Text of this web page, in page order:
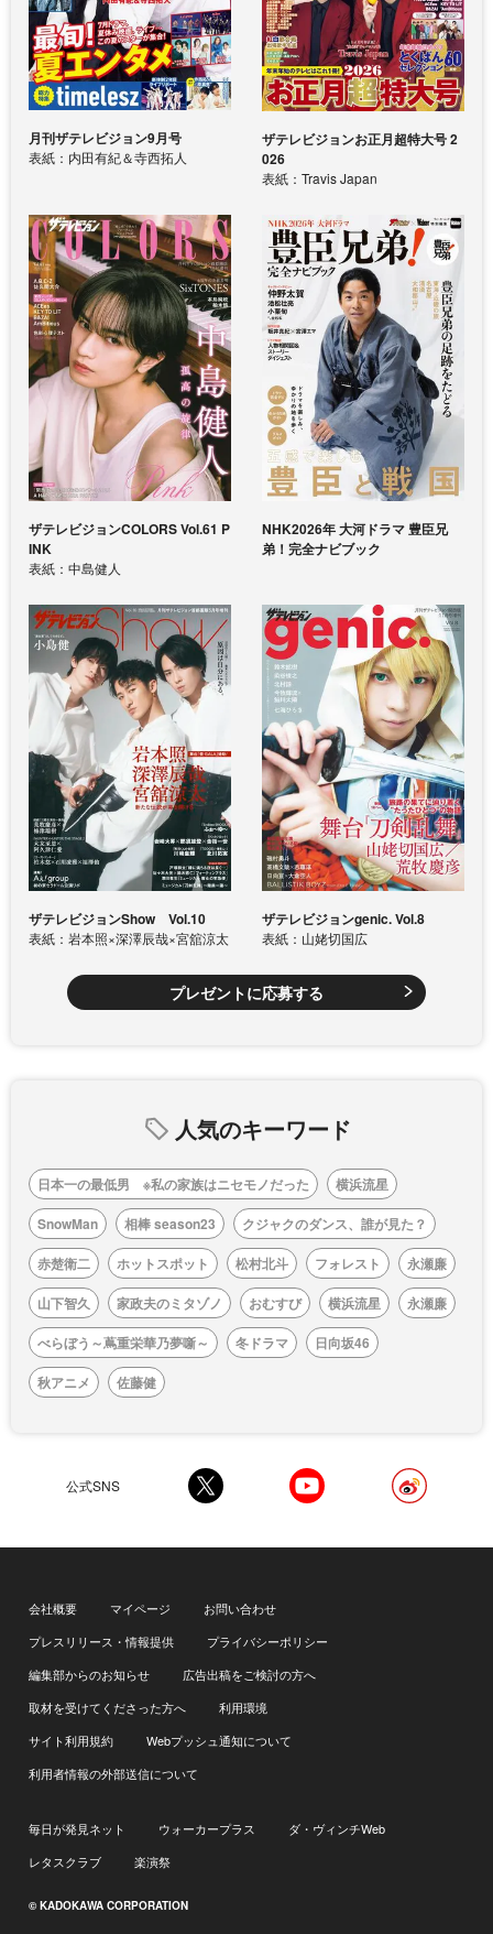
月刊ザテレビジョン9月号
表紙：内田有紀＆寺西拓人
ザテレビジョンお正月超特大号 2
026
表紙：Travis Japan
ザテレビジョンCOLORS Vol.61 P
INK
表紙：中島健人
NHK2026年 大河ドラマ 豊臣兄
弟！完全ナビブック
ザテレビジョンShow Vol.10
表紙：岩本照×深澤辰哉×宮舘涼太
ザテレビジョンgenic. Vol.8
表紙：山姥切国広
プレゼントに応募する
人気のキーワード
日本一の最低男 ※私の家族はニセモノだった
横浜流星
SnowMan
相棒 season23
クジャクのダンス、誰が見た？
赤楚衛二
ホットスポット 松村北斗 フォレスト
永瀬廉
山下智久
家政夫のミタゾノ おむすび 横浜流星
永瀬廉
べらぼう～蔦重栄華乃夢噺～
冬ドラマ
日向坂46
秋アニメ
佐藤健
公式SNS
会社概要 マイページ
お問い合わせ
プレスリリース・情報提供
プライバシーポリシー
編集部からのお知らせ
広告出稿をご検討の方へ
取材を受けてくださった方へ
利用環境
サイト利用規約
Webプッシュ通知について
利用者情報の外部送信について
毎日が発見ネット ウォーカープラス
ダ・ヴィンチWeb
レタスクラブ
楽演祭
© KADOKAWA CORPORATION